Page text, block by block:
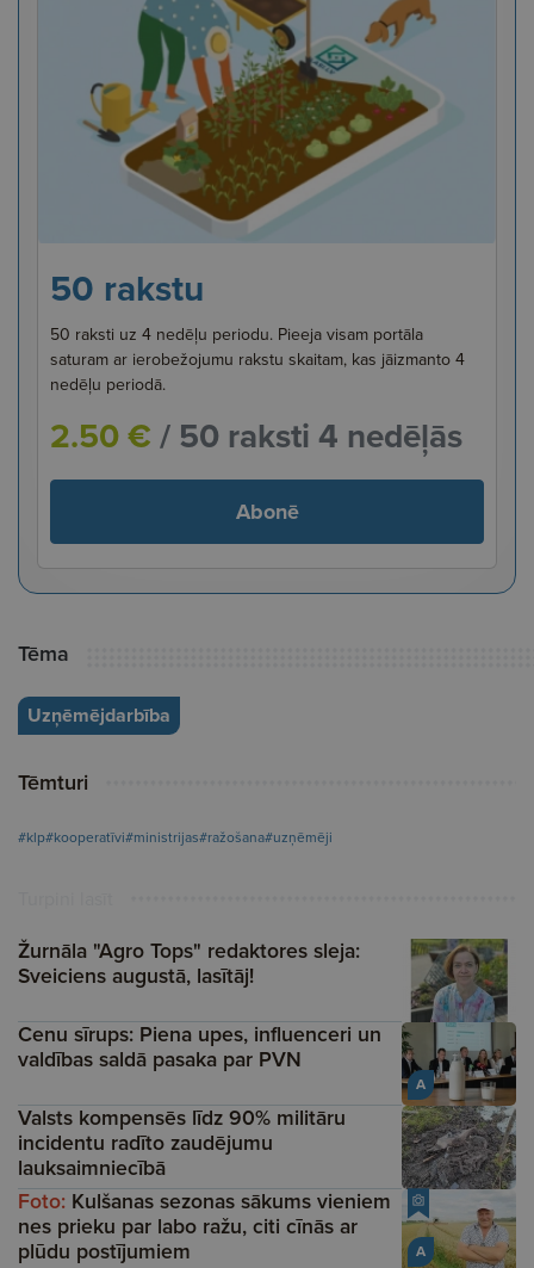
50 rakstu
50 raksti uz 4 nedēļu periodu. Pieeja visam portāla
saturam ar ierobežojumu rakstu skaitam, kas jāizmanto 4
nedēļu periodā.
2.50 €/ 50 raksti 4 nedēļās
Abonē
Tēma
Uzņēmējdarbība
Tēmturi
#klp#kooperatīvi#ministrijas#ražošana#uzņēmēji
Žurnāla "Agro Tops" redaktores sleja:
Sveiciens augustā, lasītāj!
A
Cenu sīrups: Piena upes, influenceri un
valdības saldā pasaka par PVN
Valsts kompensēs līdz 90% militāru
incidentu radīto zaudējumu
lauksaimniecībā
A
Foto: Kulšanas sezonas sākums vieniem
nes prieku par labo ražu, citi cīnās ar
plūdu postījumiem